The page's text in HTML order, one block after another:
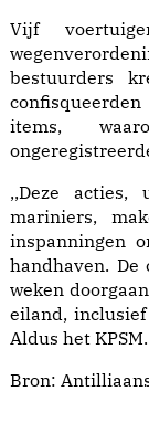
Vijf
bestuurders
items,
,,Deze acties,
mariniers,
inspanningen
handhaven.
weken
eiland,
Aldus het KPSM.
Bron: